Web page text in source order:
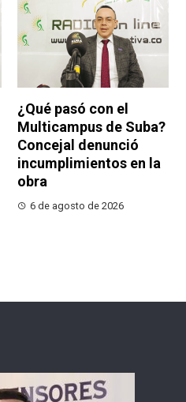
¿Qué pasó con el
Multicampus de Suba?
Concejal denunció
incumplimientos en la
obra
6 de agosto de 2026